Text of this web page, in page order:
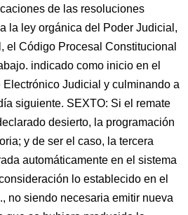
de las resoluciones
la ley orgánica del Poder Judicial,
el Código Procesal Constitucional
indicado como inicio en el
Judicial y culminando a
siguiente. SEXTO: Si el remate
desierto, la programación
y de ser el caso, la tercera
automáticamente en el sistema
lo establecido en el
no siendo necesaria emitir nueva